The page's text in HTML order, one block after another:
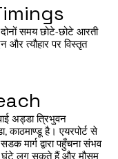
समय छोटे-छोटे आरती
और त्यौहार पर विस्तृत
अड्डा त्रिभुवन
काठमाण्डू है। एयरपोर्ट से
मार्ग द्वारा पहुँचना संभव
घंटे लग सकते हैं और मौसम